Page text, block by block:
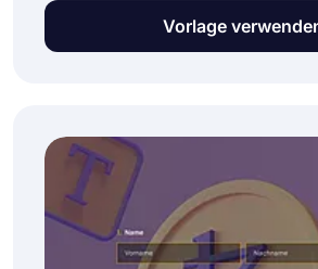
mieten sie sie. Diese Methode
Auftragnehmern, ihre teure
Vorlage